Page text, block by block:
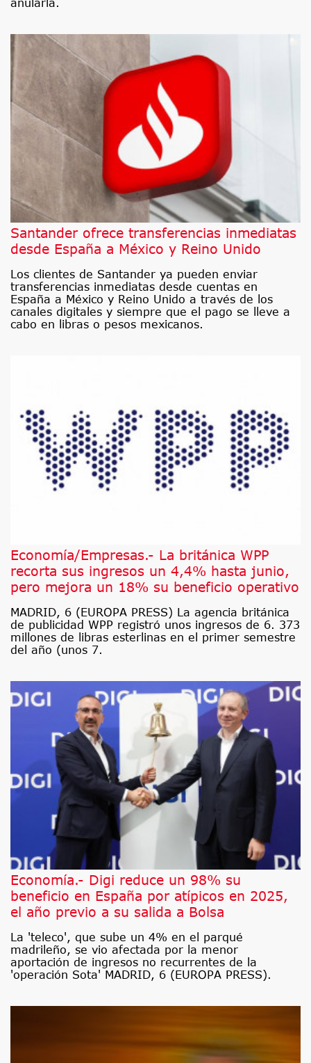
anularla.
Santander ofrece transferencias inmediatas
desde España a México y Reino Unido
Los clientes de Santander ya pueden enviar
transferencias inmediatas desde cuentas en
España a México y Reino Unido a través de los
canales digitales y siempre que el pago se lleve a
cabo en libras o pesos mexicanos.
Economía/Empresas.- La británica WPP
recorta sus ingresos un 4,4% hasta junio,
pero mejora un 18% su beneficio operativo
MADRID, 6 (EUROPA PRESS) La agencia británica
de publicidad WPP registró unos ingresos de 6. 373
millones de libras esterlinas en el primer semestre
del año (unos 7.
Economía.- Digi reduce un 98% su
beneficio en España por atípicos en 2025,
el año previo a su salida a Bolsa
La 'teleco', que sube un 4% en el parqué
madrileño, se vio afectada por la menor
aportación de ingresos no recurrentes de la
'operación Sota' MADRID, 6 (EUROPA PRESS).